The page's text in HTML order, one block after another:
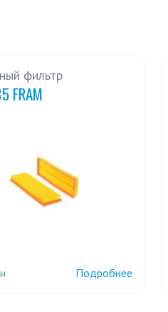
фильтр
FRAM
Подробнее